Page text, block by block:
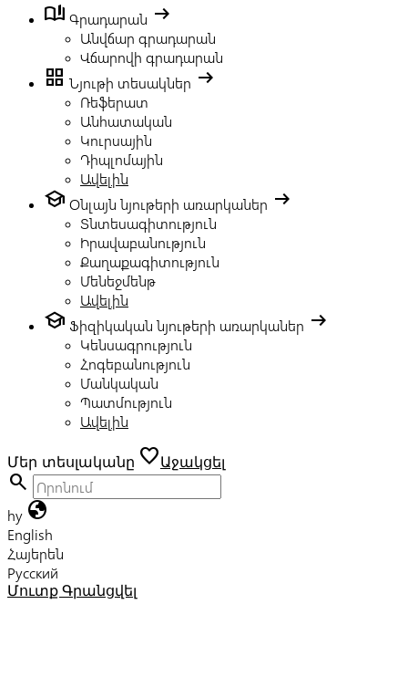
book_ribbon Գրադարան arrow_right_alt
Անվճար գրադարան
Վճարովի գրադարան
grid_view Նյութի տեսակներ arrow_right_alt
Ռեֆերատ
Անհատական
Կուրսային
Դիպլոմային
Ավելին
school Օնլայն նյութերի առարկաներ arrow_right_alt
Տնտեսագիտություն
Իրավաբանություն
Քաղաքագիտություն
Մենեջմենթ
Ավելին
school Ֆիզիկական նյութերի առարկաներ arrow_right_alt
Կենսագրություն
Հոգեբանություն
Մանկական
Պատմություն
Ավելին
Մեր տեսլականը favoriteԱջակցել
search
hy globe
English
Հայերեն
Русский
Մուտք Գրանցվել